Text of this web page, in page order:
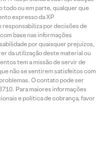
todo ou em parte, qualquer que
expresso da XP
por decisões de
base nas informações
por quaisquer prejuízos,
da utilização deste material ou
tem a missão de servir de
não se sentirem satisfeitos com
O contato pode ser
Para maiores informações
e política de cobrança, favor